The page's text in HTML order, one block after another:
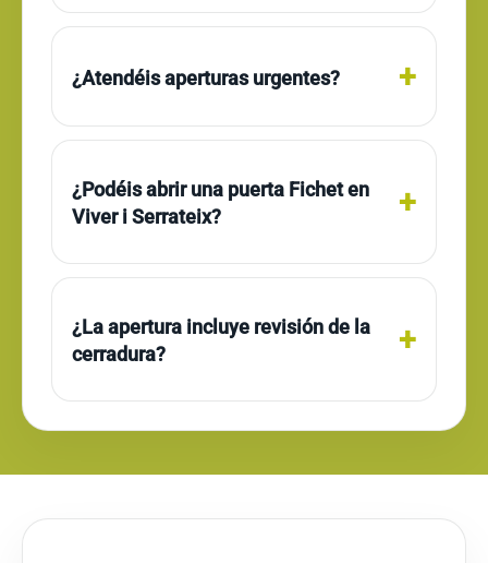
¿Atendéis aperturas urgentes?
¿Podéis abrir una puerta Fichet en
Viver i Serrateix?
¿La apertura incluye revisión de la
cerradura?